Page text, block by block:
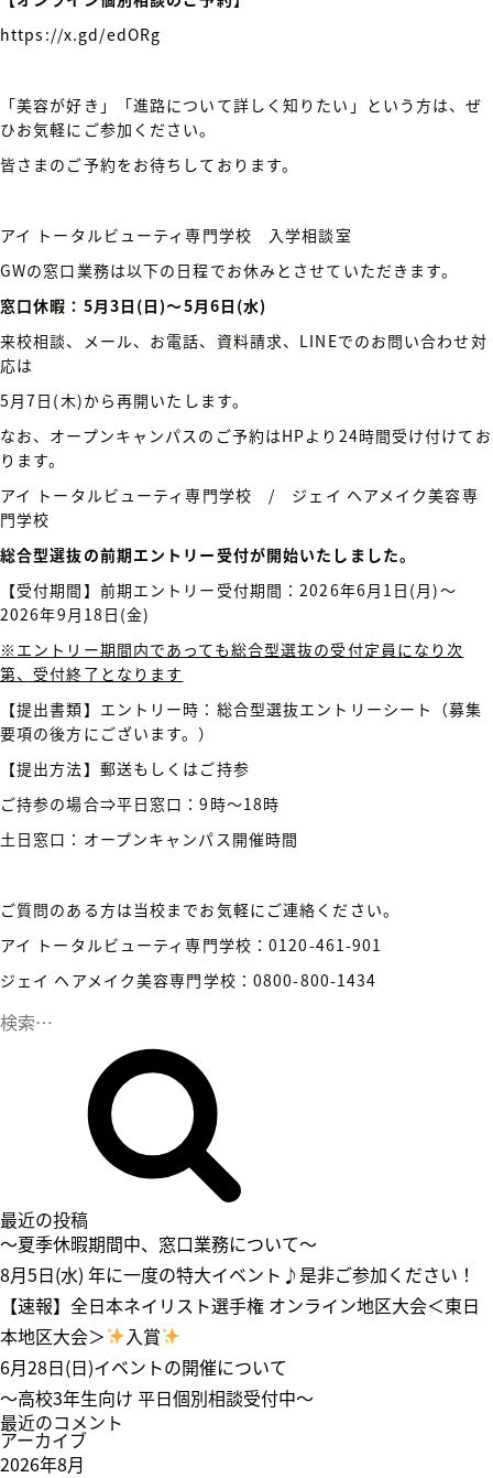
https://x.gd/edORg
「美容が好き」「進路について詳しく知りたい」という方は、ぜ
ひお気軽にご参加ください。
皆さまのご予約をお待ちしております。
アイ トータルビューティ専門学校 入学相談室
GWの窓口業務は以下の日程でお休みとさせていただきます。
窓口休暇：5月3日(日)～5月6日(水)
来校相談、メール、お電話、資料請求、LINEでのお問い合わせ対
応は
5月7日(木)から再開いたします。
なお、オープンキャンパスのご予約はHPより24時間受け付けてお
ります。
アイ トータルビューティ専門学校 / ジェイ ヘアメイク美容専
門学校
総合型選抜の前期エントリー受付が開始いたしました。
【受付期間】前期エントリー受付期間：2026年6月1日(月)～
2026年9月18日(金)
※ エントリー期間内であっても総合型選抜の受付定員になり次
第、受付終了となります
【提出書類】エントリー時：総合型選抜エントリーシート（募集
要項の後方にございます。）
【提出方法】郵送もしくはご持参
ご持参の場合⇒平日窓口：9時～18時
土日窓口：オープンキャンパス開催時間
ご質問のある方は当校までお気軽にご連絡ください。
アイ トータルビューティ専門学校：0120-461-901
ジェイ ヘアメイク美容専門学校：0800-800-1434
検
最近の投稿
～夏季休暇期間中、窓口業務について～
8月5日(水) 年に一度の特大イベント♪是非ご参加ください！
【速報】全日本ネイリスト選手権 オンライン地区大会＜東日
本地区大会＞
入賞
6月28日(日)イベントの開催について
～高校3年生向け 平日個別相談受付中～
最近のコメント
アーカイブ
2026年8月